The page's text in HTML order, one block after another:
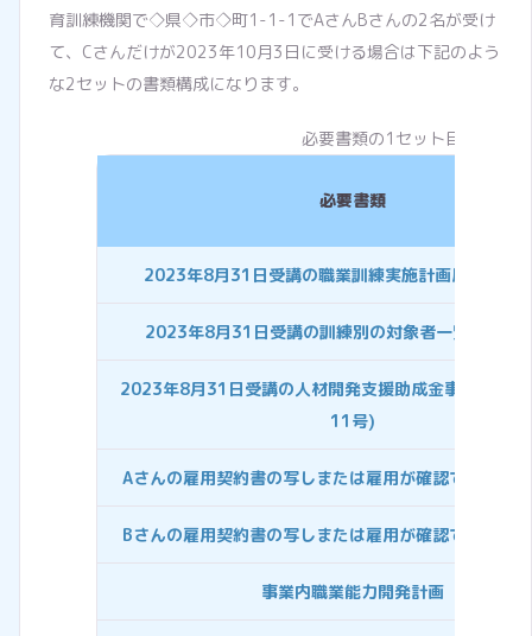
育訓練機関で◇県◇市◇町1-1-1でAさんBさんの2名が受け
て、Cさんだけが2023年10月3日に受ける場合は下記のよう
な2セットの書類構成になります。
必要書類の1セット目
必要書類
2023年8月31日受講の職業訓練実施計画届(様式
2023年8月31日受講の訓練別の対象者一覧(様式第
2023年8月31日受講の人材開発支援助成金事前確認
11号)
Aさんの雇用契約書の写しまたは雇用が確認できる書
Bさんの雇用契約書の写しまたは雇用が確認できる書
事業内職業能力開発計画